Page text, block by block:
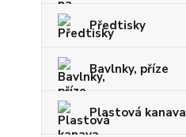
Předtisky
Bavlnky, příze
Plastová kanava